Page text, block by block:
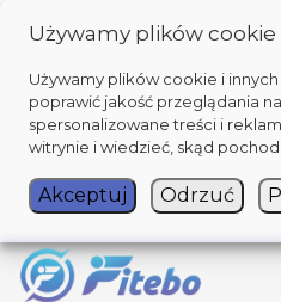
Używamy plików cookie
Używamy plików cookie i
poprawić jakość przeglądania
spersonalizowane treści i
witrynie i wiedzieć, skąd
Akceptuj Odrzuć